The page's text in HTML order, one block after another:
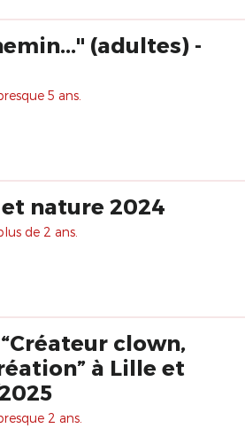
(adultes) -
5 ans.
nature 2024
de 2 ans.
clown,
à Lille et
2 ans.